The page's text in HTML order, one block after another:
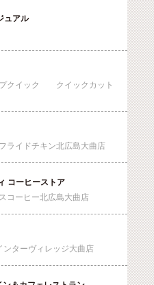
ュアル
プクイック クイックカット
ライドチキン北広島大曲店
コーヒーストア
コーヒー北広島大曲店
ンターヴィレッジ大曲店